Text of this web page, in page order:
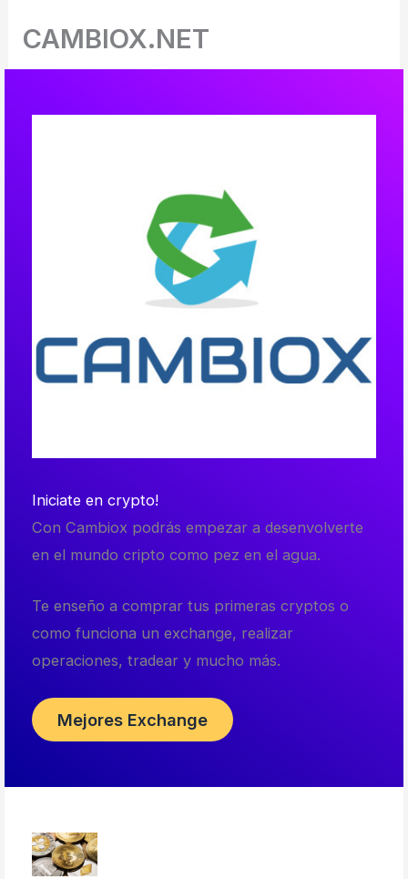
contenido
CAMBIOX.NET
Iniciate en crypto!
Con Cambiox podrás empezar a desenvolverte
en el mundo cripto como pez en el agua.
Te enseño a comprar tus primeras cryptos o
como funciona un exchange, realizar
operaciones, tradear y mucho más.
Mejores Exchange